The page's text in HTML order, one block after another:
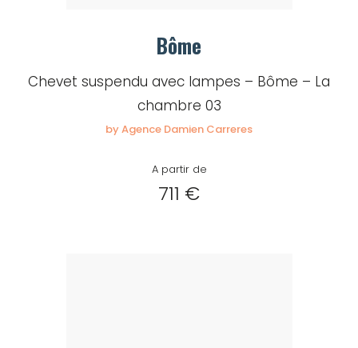
Bôme
Chevet suspendu avec lampes – Bôme – La
chambre 03
by Agence Damien Carreres
A partir de
711 €